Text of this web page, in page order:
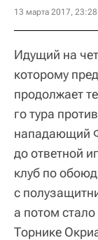
13 марта 2017, 23:28
Идущий на
которому
продолжает
го тура
нападающий
до ответной
клуб по
с
а потом
Торнике